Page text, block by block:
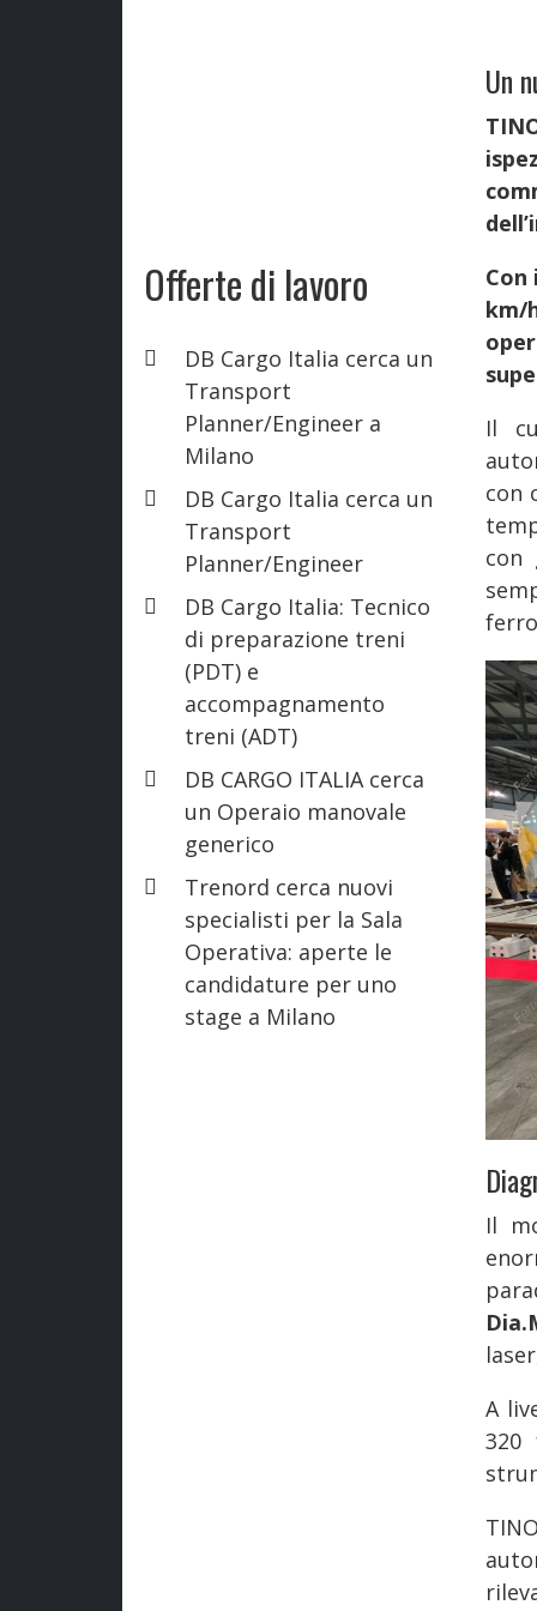
Offerte di lavoro
DB Cargo Italia cerca un
Transport
Planner/Engineer a
Milano
DB Cargo Italia cerca un
Transport
Planner/Engineer
DB Cargo Italia: Tecnico
di preparazione treni
(PDT) e
accompagnamento
treni (ADT)
DB CARGO ITALIA cerca
un Operaio manovale
generico
Trenord cerca nuovi
specialisti per la Sala
Operativa: aperte le
candidature per uno
stage a Milano
Un
Con
km/
Il
con
con
Il
A
320